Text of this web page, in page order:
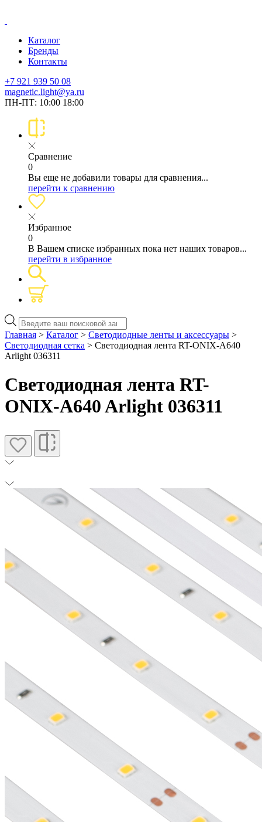
Каталог
Бренды
Контакты
+7 921 939 50 08
magnetic.light@ya.ru
ПН-ПТ: 10:00 18:00
Сравнение
0
Вы еще не добавили товары для сравнения...
перейти к сравнению
Избранное
0
В Вашем списке избранных пока нет наших товаров...
перейти в избранное
Поиск
товаров
Главная > Каталог > Светодиодные ленты и аксессуары >
Светодиодная сетка > Светодиодная лента RT-ONIX-A640
Arlight 036311
Светодиодная лента RT-
ONIX-A640 Arlight 036311